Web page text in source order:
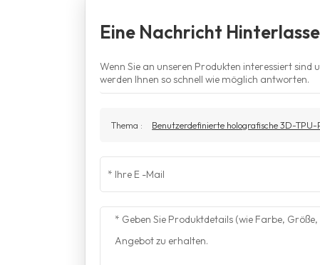
Eine Nachricht
Wenn Sie an unseren Produkten interessiert
werden Ihnen so schnell wie möglich antworten.
Thema : Benutzerdefinierte holografische 3D-TPU-